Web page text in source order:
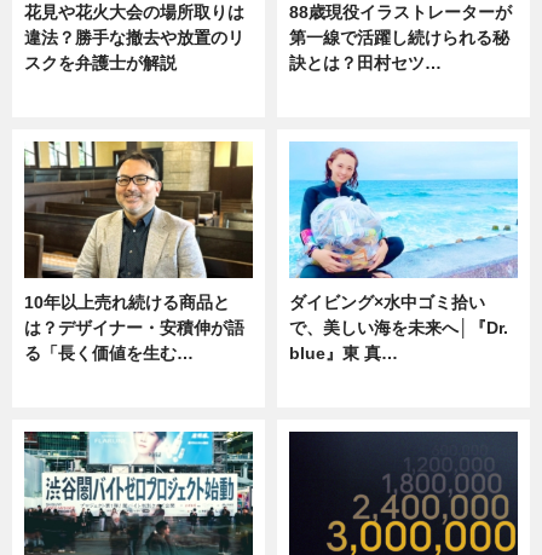
花見や花火大会の場所取りは
違法？勝手な撤去や放置のリ
スクを弁護士が解説
88歳現役イラストレーターが
第一線で活躍し続けられる秘
訣とは？田村セツ…
10年以上売れ続ける商品と
は？デザイナー・安積伸が語
る「長く価値を生む…
ダイビング×水中ゴミ拾い
で、美しい海を未来へ│『Dr.
blue』東 真…